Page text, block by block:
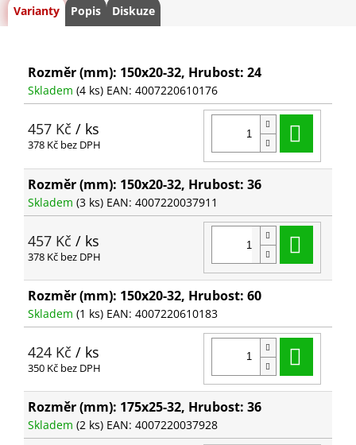
Varianty Popis Diskuze
Rozměr (mm): 150x20-32, Hrubost: 24
Skladem (4 ks) EAN: 4007220610176
457 Kč / ks
378 Kč bez DPH
Rozměr (mm): 150x20-32, Hrubost: 36
Skladem (3 ks) EAN: 4007220037911
457 Kč / ks
378 Kč bez DPH
Rozměr (mm): 150x20-32, Hrubost: 60
Skladem (1 ks) EAN: 4007220610183
424 Kč / ks
350 Kč bez DPH
Rozměr (mm): 175x25-32, Hrubost: 36
Skladem (2 ks) EAN: 4007220037928